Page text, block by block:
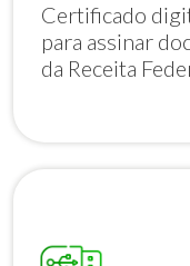
Certificado
para assinar
da Receita